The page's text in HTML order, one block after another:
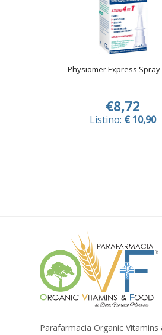
Physiomer Express Spray
€8,72
Listino: € 10,90
Parafarmacia Organic Vitamins